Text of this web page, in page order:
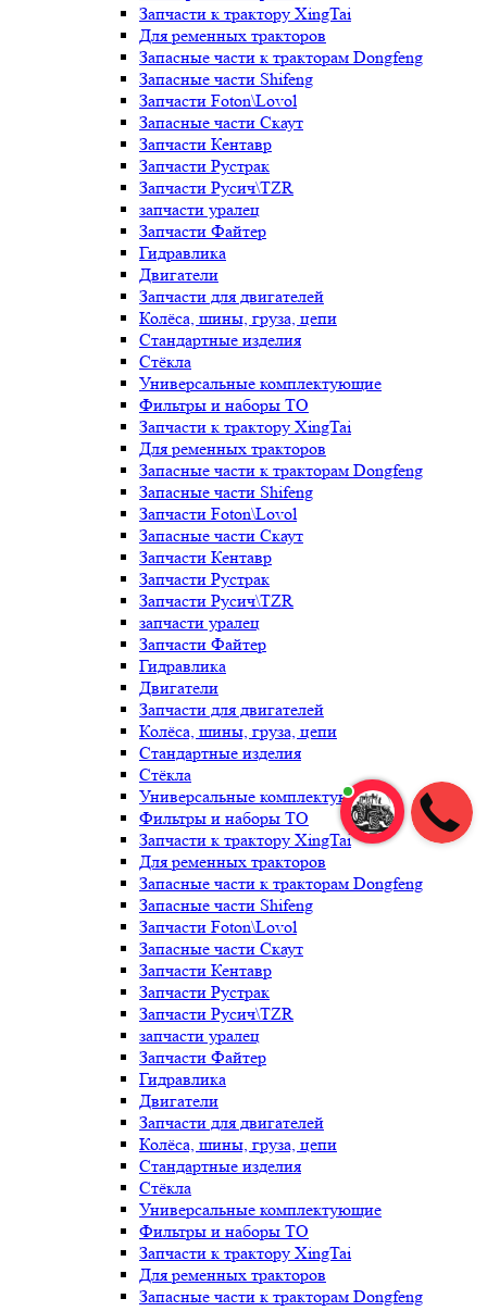
Запчасти к трактору XingTai
Для ременных тракторов
Запасные части к тракторам Dongfeng
Запасные части Shifeng
Запчасти Foton\Lovol
Запасные части Скаут
Запчасти Кентавр
Запчасти Рустрак
Запчасти Русич\TZR
запчасти уралец
Запчасти Файтер
Гидравлика
Двигатели
Запчасти для двигателей
Колёса, шины, груза, цепи
Стандартные изделия
Стёкла
Универсальные комплектующие
Фильтры и наборы ТО
Запчасти к трактору XingTai
Для ременных тракторов
Запасные части к тракторам Dongfeng
Запасные части Shifeng
Запчасти Foton\Lovol
Запасные части Скаут
Запчасти Кентавр
Запчасти Рустрак
Запчасти Русич\TZR
запчасти уралец
Запчасти Файтер
Гидравлика
Двигатели
Запчасти для двигателей
Колёса, шины, груза, цепи
Стандартные изделия
Стёкла
Универсальные комплектующие
Фильтры и наборы ТО
Запчасти к трактору XingTai
Для ременных тракторов
Запасные части к тракторам Dongfeng
Запасные части Shifeng
Запчасти Foton\Lovol
Запасные части Скаут
Запчасти Кентавр
Запчасти Рустрак
Запчасти Русич\TZR
запчасти уралец
Запчасти Файтер
Гидравлика
Двигатели
Запчасти для двигателей
Колёса, шины, груза, цепи
Стандартные изделия
Стёкла
Универсальные комплектующие
Фильтры и наборы ТО
Запчасти к трактору XingTai
Для ременных тракторов
Запасные части к тракторам Dongfeng